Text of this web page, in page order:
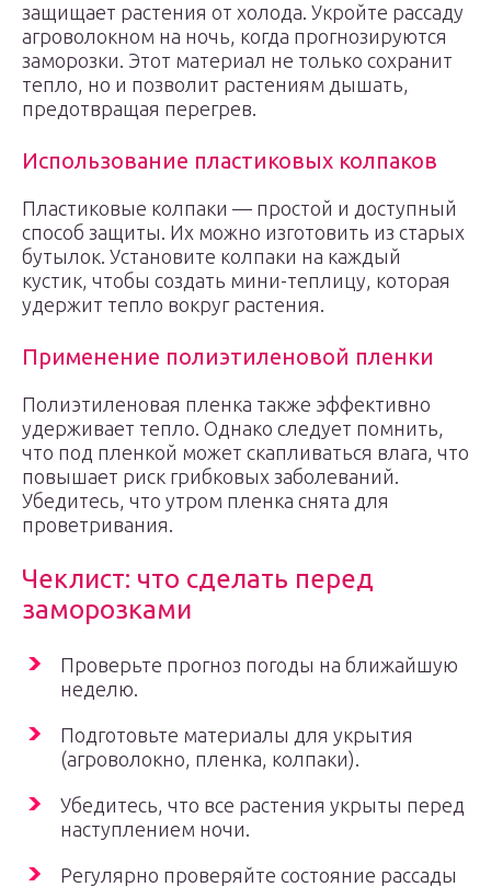
защищает растения от холода. Укройте рассаду
агроволокном на ночь, когда прогнозируются
заморозки. Этот материал не только сохранит
тепло, но и позволит растениям дышать,
предотвращая перегрев.
Использование пластиковых колпаков
Пластиковые колпаки — простой и доступный
способ защиты. Их можно изготовить из старых
бутылок. Установите колпаки на каждый
кустик, чтобы создать мини-теплицу, которая
удержит тепло вокруг растения.
Применение полиэтиленовой пленки
Полиэтиленовая пленка также эффективно
удерживает тепло. Однако следует помнить,
что под пленкой может скапливаться влага, что
повышает риск грибковых заболеваний.
Убедитесь, что утром пленка снята для
проветривания.
Чеклист: что сделать перед
заморозками
Проверьте прогноз погоды на ближайшую
неделю.
Подготовьте материалы для укрытия
(агроволокно, пленка, колпаки).
Убедитесь, что все растения укрыты перед
наступлением ночи.
Регулярно проверяйте состояние рассады